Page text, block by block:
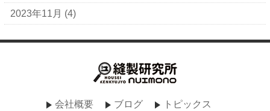
2023年11月 (4)
会社概要 ブログ トピックス